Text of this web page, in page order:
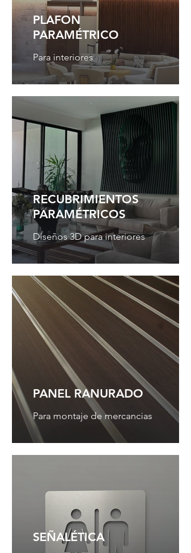
PLAFON
PARAMÉTRICO
Para interiores
RECUBRIMIENTOS
PARAMÉTRICOS
Diseños 3D para interiores
PANEL RANURADO
Para montaje de mercancias
SEÑALÉTICA